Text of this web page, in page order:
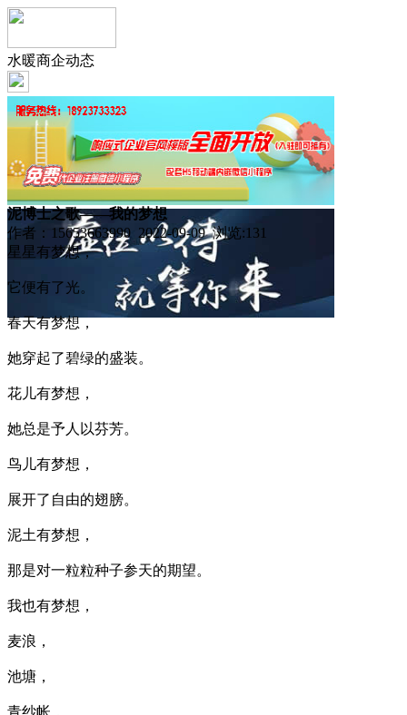
水暖商企动态
泥博士之歌——我的梦想
作者：15653663990 2022-09-09 浏览:131
星星有梦想，
它便有了光。
春天有梦想，
她穿起了碧绿的盛装。
花儿有梦想，
她总是予人以芬芳。
鸟儿有梦想，
展开了自由的翅膀。
泥土有梦想，
那是对一粒粒种子参天的期望。
我也有梦想，
麦浪，
池塘，
青纱帐，